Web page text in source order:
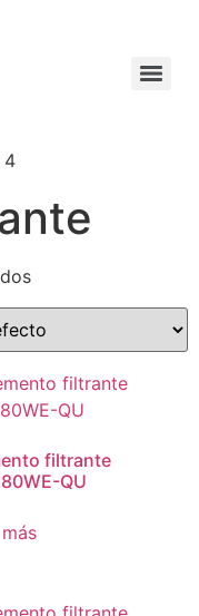
4
filtrante
QU